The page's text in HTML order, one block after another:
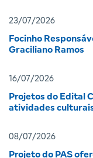
23/07/2026
Focinho
Graciliano Ramos
16/07/2026
Projetos do Edital
atividades
08/07/2026
Projeto do PAS